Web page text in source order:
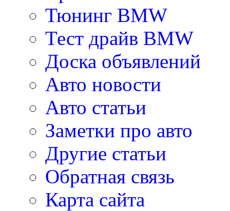
Тюнинг BMW
Тест драйв BMW
Доска объявлений
Авто новости
Авто статьи
Заметки про авто
Другие статьи
Обратная связь
Карта сайта